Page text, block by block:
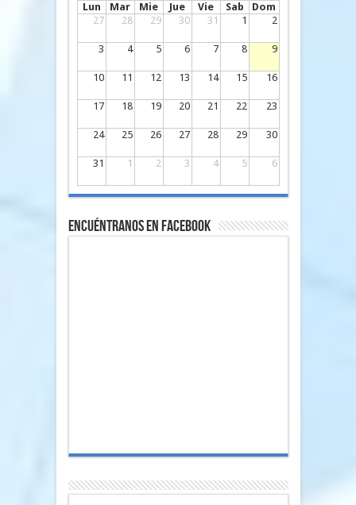
Lun Mar Mie Jue Vie Sab
Dom
27
28 29 30 31 1 2
3 4 5 6 7 8 9
10 11 12 13 14 15 16
17 18 19 20 21 22 23
24 25 26 27 28 29 30
31 1 2 3 4 5 6
Encuéntranos en Facebook